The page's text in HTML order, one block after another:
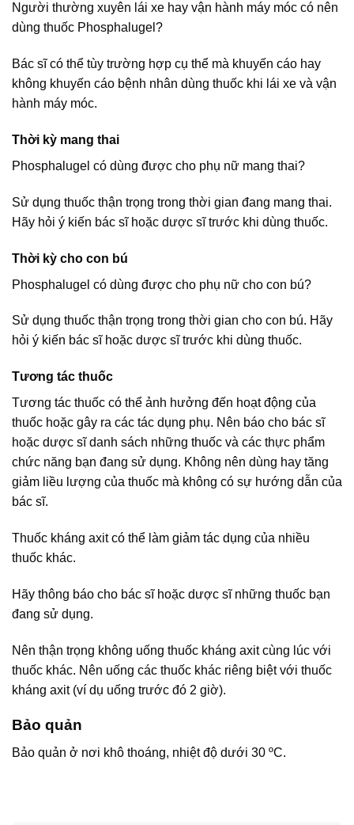
Người thường xuyên lái xe hay vận hành máy móc có nên
dùng thuốc Phosphalugel?
Bác sĩ có thể tùy trường hợp cụ thể mà khuyến cáo hay
không khuyến cáo bệnh nhân dùng thuốc khi lái xe và vận
hành máy móc.
Thời kỳ mang thai
Phosphalugel có dùng được cho phụ nữ mang thai?
Sử dụng thuốc thận trọng trong thời gian đang mang thai.
Hãy hỏi ý kiến bác sĩ hoặc dược sĩ trước khi dùng thuốc.
Thời kỳ cho con bú
Phosphalugel có dùng được cho phụ nữ cho con bú?
Sử dụng thuốc thận trọng trong thời gian cho con bú. Hãy
hỏi ý kiến bác sĩ hoặc dược sĩ trước khi dùng thuốc.
Tương tác thuốc
Tương tác thuốc có thể ảnh hưởng đến hoạt động của
thuốc hoặc gây ra các tác dụng phụ. Nên báo cho bác sĩ
hoặc dược sĩ danh sách những thuốc và các thực phẩm
chức năng bạn đang sử dụng. Không nên dùng hay tăng
giảm liều lượng của thuốc mà không có sự hướng dẫn của
bác sĩ.
Thuốc kháng axit có thể làm giảm tác dụng của nhiều
thuốc khác.
Hãy thông báo cho bác sĩ hoặc dược sĩ những thuốc bạn
đang sử dụng.
Nên thận trọng không uống thuốc kháng axit cùng lúc với
thuốc khác. Nên uống các thuốc khác riêng biệt với thuốc
kháng axit (ví dụ uống trước đó 2 giờ).
Bảo quản
Bảo quản ở nơi khô thoáng, nhiệt độ dưới 30 ºC.